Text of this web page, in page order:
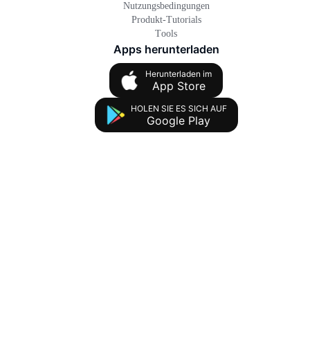
Nutzungsbedingungen
Produkt-Tutorials
Tools
Apps herunterladen
Herunterladen im
App Store
HOLEN SIE ES SICH AUF
Google Play